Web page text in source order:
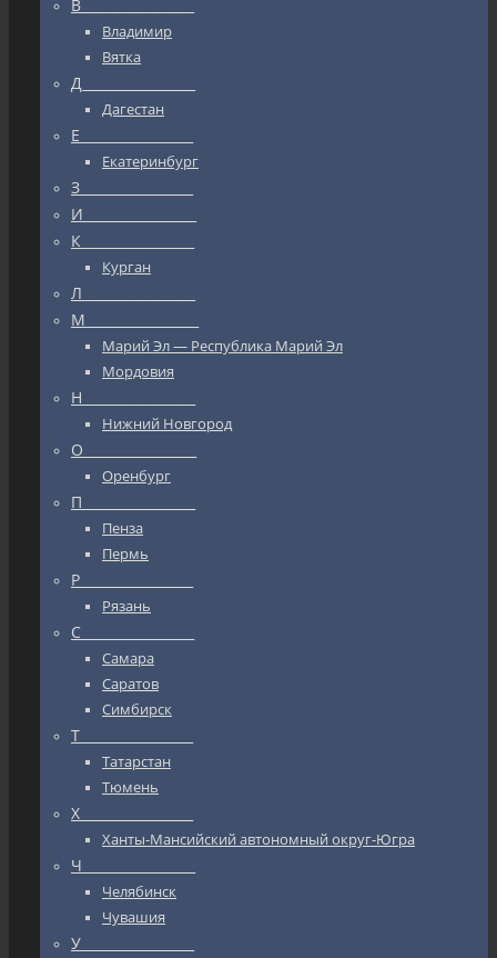
В_________________
Владимир
Вятка
Д_________________
Дагестан
Е_________________
Екатеринбург
З_________________
И_________________
К_________________
Курган
Л_________________
М_________________
Марий Эл — Республика Марий Эл
Мордовия
Н_________________
Нижний Новгород
О_________________
Оренбург
П_________________
Пенза
Пермь
Р_________________
Рязань
С_________________
Самара
Саратов
Симбирск
Т_________________
Татарстан
Тюмень
Х_________________
Ханты-Мансийский автономный округ-Югра
Ч_________________
Челябинск
Чувашия
У_________________